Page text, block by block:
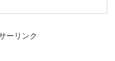
ーリンク